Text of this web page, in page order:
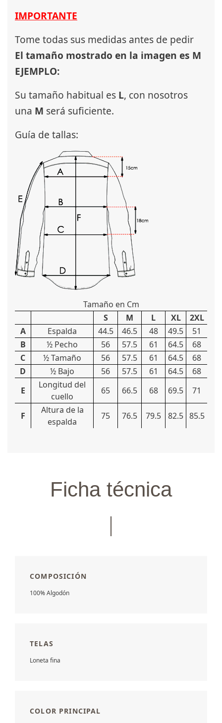
IMPORTANTE
Tome todas sus medidas antes de pedir
El tamaño mostrado en la imagen es M
EJEMPLO:
Su tamaño habitual es L, con nosotros
una M será suficiente.
Guía de tallas:
Tamaño en Cm
S
M L XL
2XL
A
Espalda 44.5 46.5 48 49.5
51
B
½ Pecho 56 57.5 61 64.5
68
C
½ Tamaño 56 57.5 61 64.5
68
D
½ Bajo 56 57.5 61 64.5
68
E
Longitud del
cuello
65 66.5 68 69.5 71
F
Altura de la
espalda
75 76.5 79.5 82.5 85.5
Ficha técnica
COMPOSICIÓN
100% Algodón
TELAS
Loneta fina
COLOR PRINCIPAL